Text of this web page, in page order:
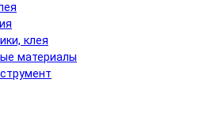
клея
материалы